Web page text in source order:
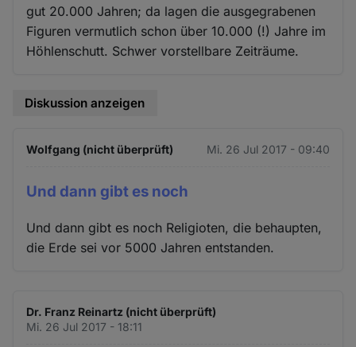
gut 20.000 Jahren; da lagen die ausgegrabenen
Figuren vermutlich schon über 10.000 (!) Jahre im
Höhlenschutt. Schwer vorstellbare Zeiträume.
Diskussion anzeigen
Wolfgang (nicht überprüft) Mi. 26 Jul 2017 - 09:40
Und dann gibt es noch
Und dann gibt es noch Religioten, die behaupten,
die Erde sei vor 5000 Jahren entstanden.
Dr. Franz Reinartz (nicht überprüft)
Mi. 26 Jul 2017 - 18:11